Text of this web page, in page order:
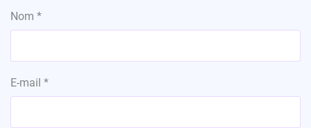
Nom *
E-mail *